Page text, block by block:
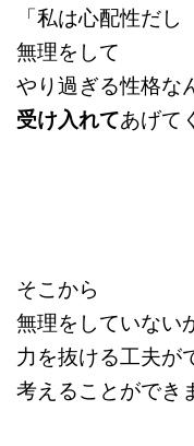
「私は心配性だし
無理をして
やり過ぎる性格な
受け入れてあげて
そこから
無理をしていない
力を抜ける工夫が
考えることができ